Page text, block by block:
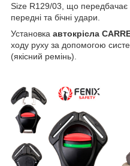
Size R129/03, що передбачає
передні та бічні удари.
Установка автокрісла
ходу руху за допомогою
(якісний ремінь).